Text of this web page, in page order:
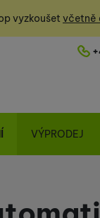
vyzkoušet včetně
VÝPRODEJ